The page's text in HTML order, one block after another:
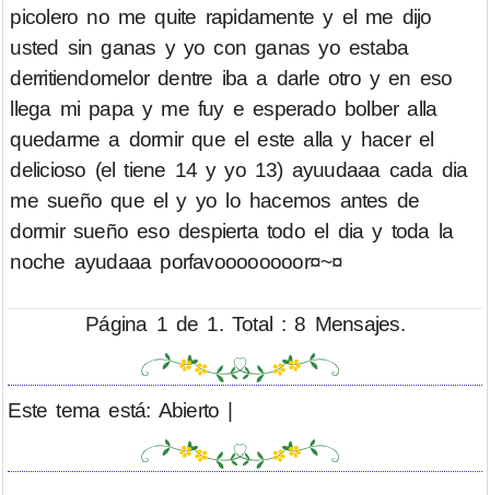
picolero no me quite rapidamente y el me dijo
usted sin ganas y yo con ganas yo estaba
derritiendomelor dentre iba a darle otro y en eso
llega mi papa y me fuy e esperado bolber alla
quedarme a dormir que el este alla y hacer el
delicioso (el tiene 14 y yo 13) ayuudaaa cada dia
me sueño que el y yo lo hacemos antes de
dormir sueño eso despierta todo el dia y toda la
noche ayudaaa porfavoooooooor¤~¤
Página 1 de 1. Total : 8 Mensajes.
Este tema está: Abierto |